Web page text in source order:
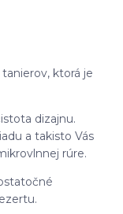
ktorá je
dizajnu.
a takisto Vás
rúre.